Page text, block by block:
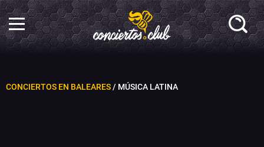
CONCIERTOS EN BALEARES/ MÚSICA LATINA